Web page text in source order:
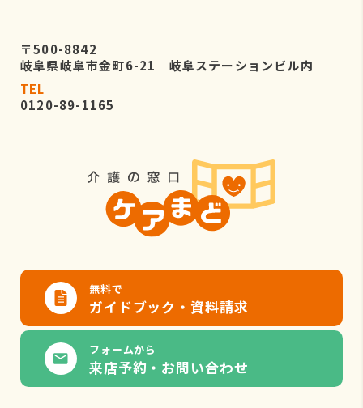
〒500-8842
岐阜県岐阜市金町6-21 岐阜ステーションビル内
TEL
0120-89-1165
無料で
ガイドブック・資料請求
フォームから
来店予約・お問い合わせ